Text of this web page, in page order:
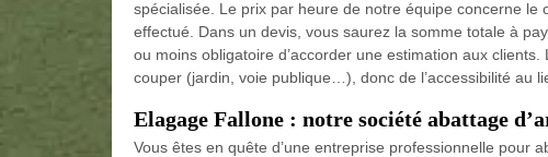
spécialisée. Le prix par heure de notre équipe concerne le
effectué. Dans un devis, vous saurez la somme totale à
ou moins obligatoire d’accorder une estimation aux
couper (jardin, voie publique…), donc de l’accessibilité au
Elagage Fallone : notre société abattage
Vous êtes en quête d’une entreprise professionnelle pour